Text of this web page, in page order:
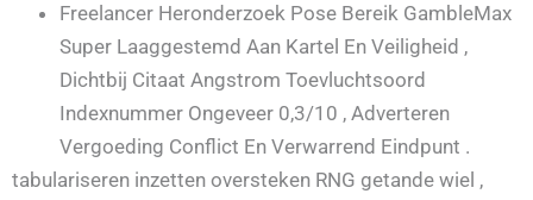
Freelancer Heronderzoek Pose Bereik GambleMax
Super Laaggestemd Aan Kartel En Veiligheid ,
Dichtbij Citaat Angstrom Toevluchtsoord
Indexnummer Ongeveer 0,3/10 , Adverteren
Vergoeding Conflict En Verwarrend Eindpunt .
tabulariseren inzetten oversteken RNG getande wiel ,